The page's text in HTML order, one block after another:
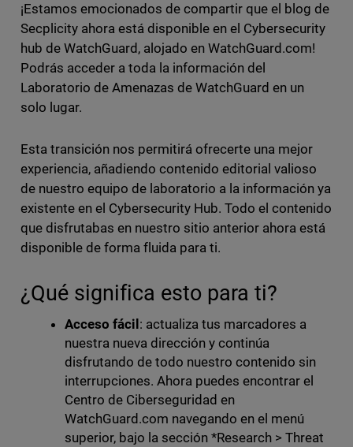
¡Estamos emocionados de compartir que el blog de
Secplicity ahora está disponible en el Cybersecurity
hub de WatchGuard, alojado en WatchGuard.com!
Podrás acceder a toda la información del
Laboratorio de Amenazas de WatchGuard en un
solo lugar.
Esta transición nos permitirá ofrecerte una mejor
experiencia, añadiendo contenido editorial valioso
de nuestro equipo de laboratorio a la información ya
existente en el Cybersecurity Hub. Todo el contenido
que disfrutabas en nuestro sitio anterior ahora está
disponible de forma fluida para ti.
¿Qué significa esto para ti?
Acceso fácil : actualiza tus marcadores a
nuestra nueva dirección y continúa
disfrutando de todo nuestro contenido sin
interrupciones. Ahora puedes encontrar el
Centro de Ciberseguridad en
WatchGuard.com navegando en el menú
superior, bajo la sección *Research > Threat